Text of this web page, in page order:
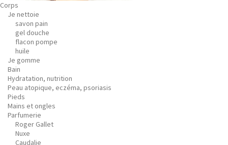
Corps
Je nettoie
savon pain
gel douche
flacon pompe
huile
Je gomme
Bain
Hydratation, nutrition
Peau atopique, eczéma, psoriasis
Pieds
Mains et ongles
Parfumerie
Roger Gallet
Nuxe
Caudalie